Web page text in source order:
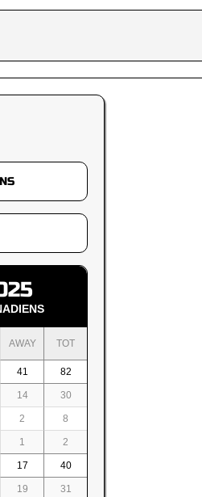
AWAY TOT
41 82
14 30
2 8
1 2
17 40
19 31